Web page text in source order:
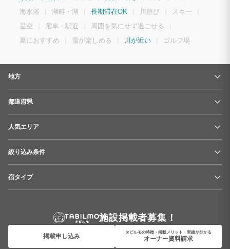
海水浴
湖畔・湖 長期滞在OK 川遊び
スキー
星空
電車・駅近
周囲を気にせず過ごせる
夏におすすめ
雪が楽しめる 川が近い ゴルフ場
地方
都道府県
人気エリア
絞り込み条件
宿タイプ
施設掲載者募集！
掲載申し込み
タビルモの特徴・掲載メリット・実績が分かる
オーナー資料請求